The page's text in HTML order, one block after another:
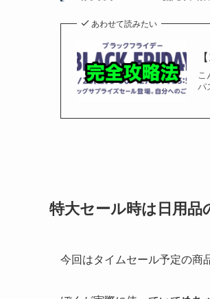
あわせて読みたい
こ
パ
特大セール時は日用品
今回はタイムセール予定の商